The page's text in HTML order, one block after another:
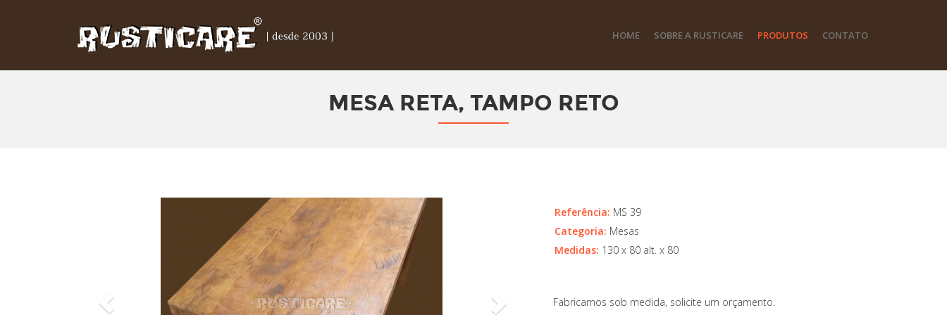
HOME SOBRE A RUSTICARE PRODUTOS CONTATO
MESA RETA, TAMPO RETO
Referência: MS 39
Categoria: Mesas
Medidas: 130 x 80 alt. x 80
Fabricamos sob medida, solicite um orçamento.